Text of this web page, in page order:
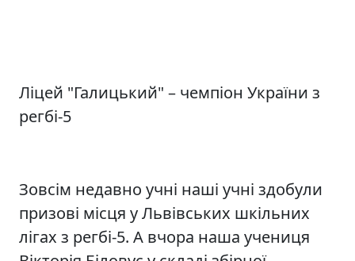
Ліцей "Галицький" – чемпіон України з
регбі-5
Зовсім недавно учні наші учні здобули
призові місця у Львівських шкільних
лігах з регбі-5. А вчора наша учениця